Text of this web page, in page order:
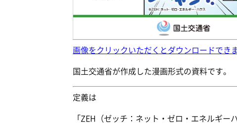
画像をクリックいただくとダウンロードできま
国土交通省が作成した漫画形式の資料です。
定義は
「ZEH（ゼッチ：ネット・ゼロ・エネルギ